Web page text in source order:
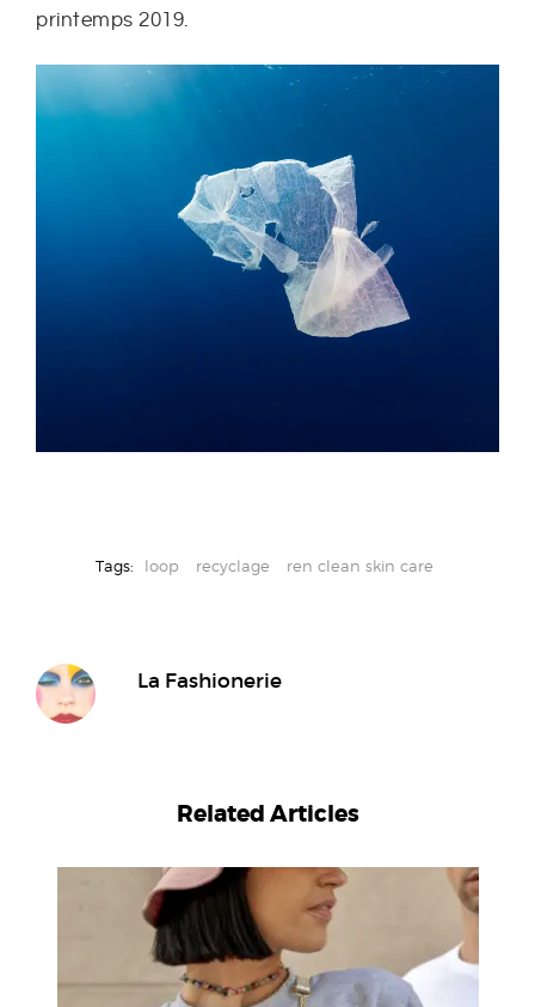
printemps 2019.
Tags: loop recyclage ren clean skin care
La Fashionerie
Related Articles